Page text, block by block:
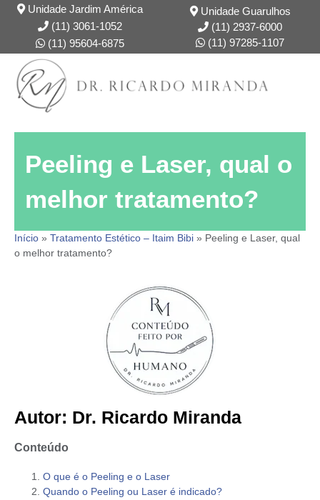
Unidade Jardim América
(11) 3061-1052
(11) 95604-6875
Unidade Guarulhos
(11) 2937-6000
(11) 97285-1107
Peeling e Laser, qual o
melhor tratamento?
Início » Tratamento Estético – Itaim Bibi » Peeling e Laser, qual
o melhor tratamento?
Autor: Dr. Ricardo Miranda
Conteúdo
O que é o Peeling e o Laser
Quando o Peeling ou Laser é indicado?